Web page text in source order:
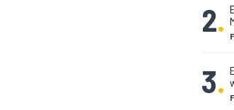
2.
3.